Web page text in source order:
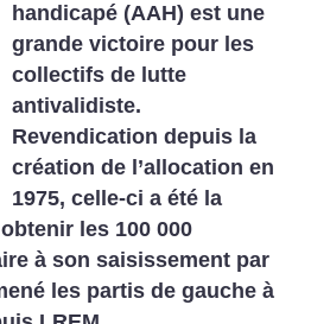
handicapé (AAH) est une
grande victoire pour les
collectifs de lutte
antivalidiste.
Revendication depuis la
création de l’allocation en
1975, celle-ci a été la
les 100 000
à son saisissement par
les partis de gauche à